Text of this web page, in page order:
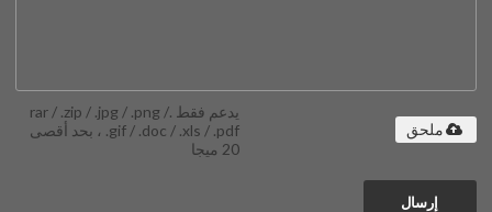
يدعم فقط .rar / .zip / .jpg / .png /
.gif / .doc / .xls / .pdf ، بحد أقصى
20 ميجا
ملحق
إرسال